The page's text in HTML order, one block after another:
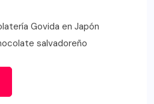
Govida en Japón
salvadoreño